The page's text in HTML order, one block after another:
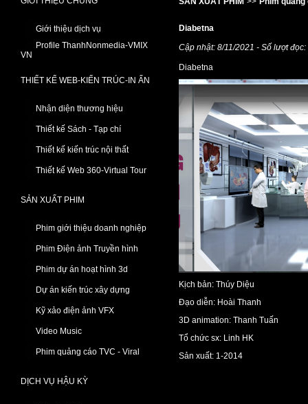
Giới thiệu dịch vụ
Profile ThanhNonmedia-VMIX
VN
THIẾT KẾ WEB-KIẾN TRÚC-IN ẤN
Nhận diện thương hiệu
Thiết kế Sách - Tạp chí
Thiết kế kiến trúc nội thất
Thiết kế Web 360-Virtual Tour
SẢN XUẤT PHIM
Phim giới thiệu doanh nghiệp
Phim Điện ảnh Truyền hình
Phim dự án hoạt hình 3d
Dự án kiến trúc xây dựng
Kỹ xảo điện ảnh VFX
Video Music
Phim quảng cáo TVC - Viral
DỊCH VỤ HẬU KỲ
Diabetna
Cập nhật: 8/11/2021 - Số lượt
Diabetna
Kịch bản: Thúy Diệu
Đạo diễn: Hoài Thanh
3D animation: Thanh Tuấn
Tổ chức sx: Linh HK
Sản xuất: 1-2014